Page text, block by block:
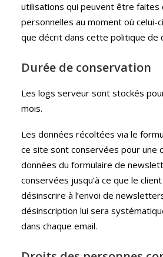
utilisations qui peuvent être faites
personnelles au moment où celui-
que décrit dans cette politique de
Durée de conservation
Les logs serveur sont stockés
mois.
Les données récoltées via le
ce site sont conservées pour une
données du formulaire de
conservées jusqu’à ce que le
désinscrire à l’envoi de
désinscription lui sera
dans chaque email.